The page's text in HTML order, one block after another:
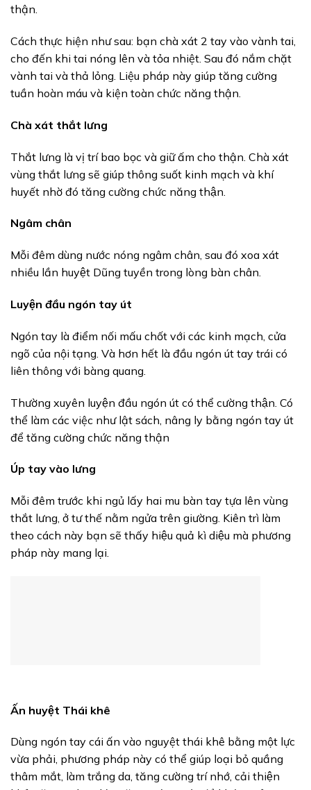
thận.
Cách thực hiện như sau: bạn chà xát 2 tay vào vành tai,
cho đến khi tai nóng lên và tỏa nhiệt. Sau đó nắm chặt
vành tai và thả lỏng. Liệu pháp này giúp tăng cường
tuần hoàn máu và kiện toàn chức năng thận.
Chà xát thắt lưng
Thắt lưng là vị trí bao bọc và giữ ấm cho thận. Chà xát
vùng thắt lưng sẽ giúp thông suốt kinh mạch và khí
huyết nhờ đó tăng cường chức năng thận.
Ngâm chân
Mỗi đêm dùng nước nóng ngâm chân, sau đó xoa xát
nhiều lần huyệt Dũng tuyền trong lòng bàn chân.
Luyện đầu ngón tay út
Ngón tay là điểm nối mấu chốt với các kinh mạch, cửa
ngõ của nội tạng. Và hơn hết là đầu ngón út tay trái có
liên thông với bàng quang.
Thường xuyên luyện đầu ngón út có thể cường thận. Có
thể làm các việc như lật sách, nâng ly bằng ngón tay út
để tăng cường chức năng thận
Úp tay vào lưng
Mỗi đêm trước khi ngủ lấy hai mu bàn tay tựa lên vùng
thắt lưng, ở tư thế nằm ngửa trên giường. Kiên trì làm
theo cách này bạn sẽ thấy hiệu quả kì diệu mà phương
pháp này mang lại.
Ấn huyệt Thái khê
Dùng ngón tay cái ấn vào nguyệt thái khê bằng một lực
vừa phải, phương pháp này có thể giúp loại bỏ quầng
thâm mắt, làm trắng da, tăng cường trí nhớ, cải thiện